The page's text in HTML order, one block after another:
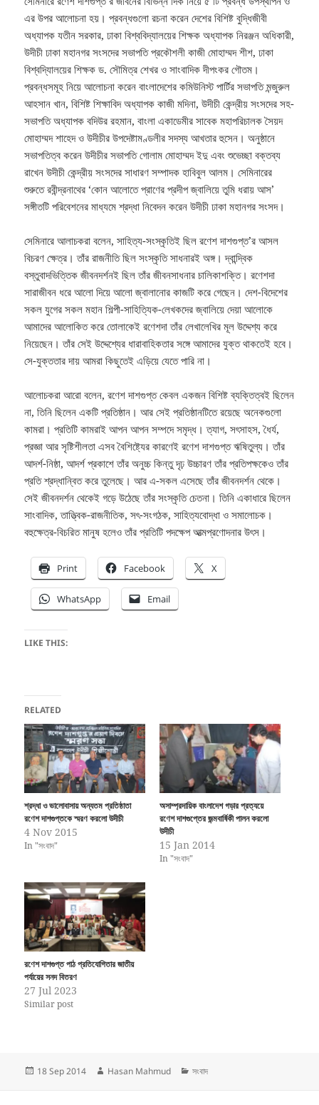
এর উপর আলোচনা হয়। প্রবন্ধগুলো রচনা করেন দেশের বিশিষ্ট বুদ্ধিজীবী
অধ্যাপক যতীন সরকার, ঢাকা বিশ্ববিদ্যালয়ের শিক্ষক অধ্যাপক নিরঞ্জন অধিকারী,
উদীচী ঢাকা মহানগর সংসদের সভাপতি প্রকৌশলী কাজী মোহাম্মদ শীশ, ঢাকা
বিশ্বদ্যিালয়ের শিক্ষক ড. সৌমিত্র শেখর ও সাংবাদিক দীপংকর গৌতম।
প্রবন্ধসমূহ নিয়ে আলোচনা করেন বাংলাদেশের কমিউনিস্ট পার্টির সভাপতি মন্জুরুল
আহসান খান, বিশিষ্ট শিক্ষাবিদ অধ্যাপক কাজী মদিনা, উদীচী কেন্দ্রীয় সংসদের সহ-
সভাপতি অধ্যাপক বদিউর রহমান, বাংলা একাডেমীর সাবেক মহাপরিচালক সৈয়দ
মোহাম্মদ শাহেদ ও উদীচীর উপদেষ্টামণ্ডলীর সদস্য আখতার হুসেন। অনুষ্ঠানে
সভাপতিত্ব করেন উদীচীর সভাপতি গোলাম মোহাম্মদ ইদু এবং শুভেচ্ছা বক্তব্য
রাখেন উদীচী কেন্দ্রীয় সংসদের সাধারণ সম্পাদক হাবিবুল আলম। সেমিনারের
শুরুতে রবীন্দ্রনাথের ‘কোন আলোতে প্রাণের প্রদীপ জ্বালিয়ে তুমি ধরায় আস’
সঙ্গীতটি পরিবেশনের মাধ্যমে শ্রদ্ধা নিবেদন করেন উদীচী ঢাকা মহানগর সংসদ।
সেমিনারে আলাচকরা বলেন, সাহিত্য-সংস্কৃতিই ছিল রণেশ দাশগুপ্ত’র আসল
বিচরণ ক্ষেত্র। তাঁর রাজনীতি ছিল সংস্কৃতি সাধনারই অঙ্গ। দ্বান্দ্বিক
বস্তুবাদভিত্তিক জীবনদর্শনই ছিল তাঁর জীবনসাধনার চালিকাশক্তি। রণেশদা
সারাজীবন ধরে আলো দিয়ে আলো জ্বালানোর কাজটি করে গেছেন। দেশ-বিদেশের
সকল যুগের সকল মহান শিল্পী-সাহিত্যিক-লেখকদের জ্বালিয়ে দেয়া আলোকে
আমাদের আলোকিত করে তোলাকেই রণেশদা তাঁর লেখালেখির মূল উদ্দেশ্য করে
নিয়েছেন। তাঁর সেই উদ্দেশ্যের ধারাবাহিকতার সঙ্গে আমাদের যুক্ত থাকতেই হবে।
সে-যুক্ততার দায় আমরা কিছুতেই এড়িয়ে যেতে পারি না।
আলোচকরা আরো বলেন, রণেশ দাশগুপ্ত কেবল একজন বিশিষ্ট ব্যক্তিত্বই ছিলেন
না, তিনি ছিলেন একটি প্রতিষ্ঠান। আর সেই প্রতিষ্ঠানটিতে রয়েছে অনেকগুলো
কামরা। প্রতিটি কামরাই আপন আপন সম্পদে সমৃদ্ধ। ত্যাগ, সৎসাহস, ধৈর্য,
প্রজ্ঞা আর সৃষ্টিশীলতা এসব বৈশিষ্ট্যের কারণেই রণেশ দাশগুপ্ত ঋষিতুল্য। তাঁর
আদর্শ-নিষ্ঠা, আদর্শ প্রকাশে তাঁর অনুচ্চ কিন্তু দৃঢ় উচ্চারণ তাঁর প্রতিপক্ষকেও তাঁর
প্রতি শ্রদ্ধান্বিত করে তুলেছে। আর এ-সকল এসেছে তাঁর জীবনদর্শন থেকে।
সেই জীবনদর্শন থেকেই গড়ে উঠেছে তাঁর সংস্কৃতি চেতনা। তিনি একাধারে ছিলেন
সাংবাদিক, তাত্ত্বিক-রাজনীতিক, সৎ-সংগঠক, সাহিত্যবোদ্ধা ও সমালোচক।
বহুক্ষেত্র-বিচরিত মানুষ হলেও তাঁর প্রতিটি পদক্ষেপ আত্মপ্রণোদনার উৎস।
Print Facebook X
WhatsApp Email
LIKE THIS:
RELATED
শ্রদ্ধা ও ভালোবাসায় অন্যতম প্রতিষ্ঠাতা
রণেশ দাশগুপ্তকে স্মরণ করলো উদীচী
4 Nov 2015
In "সংবাদ"
অসাম্প্রদায়িক বাংলাদেশ গড়ার প্রত্যয়ে
রণেশ দাশগুপ্তের জন্মবার্ষিকী পালন করলো
উদীচী
15 Jan 2014
In "সংবাদ"
রণেশ দাশগুপ্ত পাঠ প্রতিযোগিতার জাতীয়
পর্যায়ের সনদ বিতরণ
27 Jul 2023
Similar post
Posted
18 Sep 2014 Author
Hasan Mahmud Categories
সংবাদ